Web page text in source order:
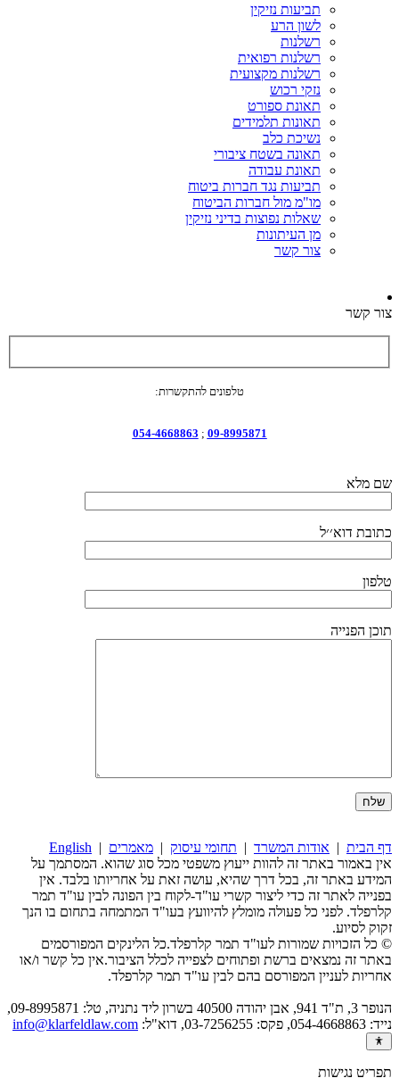
תביעות נזיקין
לשון הרע
רשלנות
רשלנות רפואית
רשלנות מקצועית
נזקי רכוש
תאונת ספורט
תאונות תלמידים
נשיכת כלב
תאונה בשטח ציבורי
תאונת עבודה
תביעות נגד חברות ביטוח
מו"מ מול חברות הביטוח
שאלות נפוצות בדיני נזיקין
מן העיתונות
צור קשר
צור קשר
טלפונים להתקשרות:
09-8995871
;
054-4668863
שם מלא
כתובת דוא׳׳ל
טלפון
תוכן הפנייה
דף הבית | אודות המשרד | תחומי עיסוק | מאמרים |
English
אין באמור באתר זה להוות ייעוץ משפטי מכל סוג שהוא. המסתמך על
המידע באתר זה, בכל דרך שהיא, עושה זאת על אחריותו בלבד. אין
בפנייה לאתר זה כדי ליצור קשרי עו"ד-לקוח בין הפונה לבין עו"ד תמר
קלרפלד. לפני כל פעולה מומלץ להיוועץ בעו"ד המתמחה בתחום בו הנך
זקוק לסיוע.
© כל הזכויות שמורות לעו"ד תמר קלרפלד.כל הלינקים המפורסמים
באתר זה נמצאים ברשת ופתוחים לצפייה לכלל הציבור.אין כל קשר ו/או
אחריות לעניין המפורסם בהם לבין עו"ד תמר קלרפלד.
הנופר 3, ת"ד 941, אבן יהודה 40500 בשרון ליד נתניה, טל: 09-8995871,
נייד: 054-4668863, פקס: 03-7256255, דוא"ל:
info@klarfeldlaw.com
תפריט נגישות